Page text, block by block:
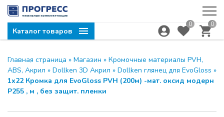
Каталог товаров
0 0
Главная страница » Магазин » Кромочные материалы PVH,
ABS, Акрил » Dollken 3D Акрил » Dollken глянец для EvoGloss »
1х22 Кромка для EvoGloss PVH (200м) -мат. оксид модерн
Р255 , м , без защит. пленки